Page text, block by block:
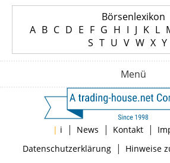
Börsenlexikon
A B C D E F G H I J K L
S T U V W X Y
Menü
| i | News | Kontakt |
Datenschutzerklärung| Hinweise